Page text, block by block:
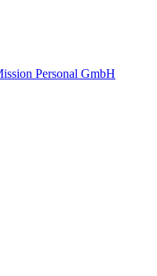
Personal GmbH